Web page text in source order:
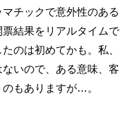
チックで意外性のある
結果をリアルタイムで
のは初めてかも。私、
いので、ある意味、客
もありますが…。